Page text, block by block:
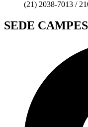
(21) 2038-7013 /
SEDE